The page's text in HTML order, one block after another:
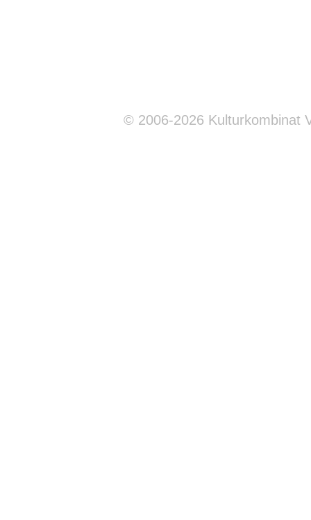
© 2006-2026